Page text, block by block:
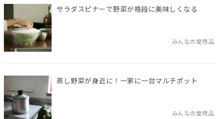
サラダスピナーで野菜が格段に美味しくなる
みんなの愛用品
蒸し野菜が身近に！一家に一台マルチポット
みんなの愛用品